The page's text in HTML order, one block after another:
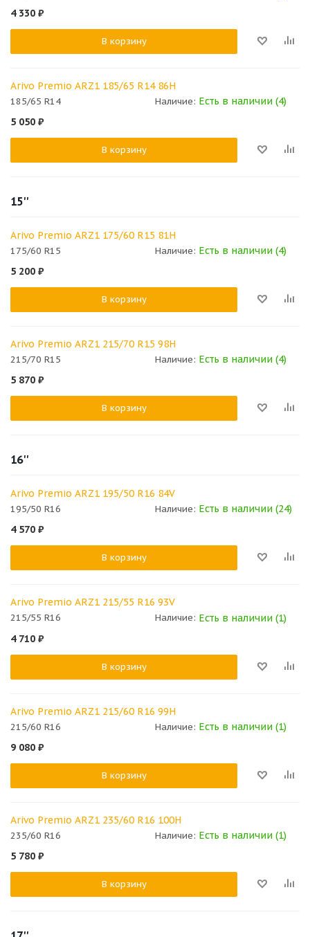
4 330 ₽
В корзину
Arivo Premio ARZ1 185/65 R14 86H
185/65 R14 Наличие: Есть в наличии (4)
5 050 ₽
В корзину
15''
Arivo Premio ARZ1 175/60 R15 81H
175/60 R15 Наличие: Есть в наличии (4)
5 200 ₽
В корзину
Arivo Premio ARZ1 215/70 R15 98H
215/70 R15 Наличие: Есть в наличии (4)
5 870 ₽
В корзину
16''
Arivo Premio ARZ1 195/50 R16 84V
195/50 R16 Наличие: Есть в наличии (24)
4 570 ₽
В корзину
Arivo Premio ARZ1 215/55 R16 93V
215/55 R16 Наличие: Есть в наличии (1)
4 710 ₽
В корзину
Arivo Premio ARZ1 215/60 R16 99H
215/60 R16 Наличие: Есть в наличии (1)
9 080 ₽
В корзину
Arivo Premio ARZ1 235/60 R16 100H
235/60 R16 Наличие: Есть в наличии (1)
5 780 ₽
В корзину